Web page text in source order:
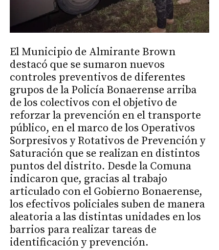
El Municipio de Almirante Brown
destacó que se sumaron nuevos
controles preventivos de diferentes
grupos de la Policía Bonaerense arriba
de los colectivos con el objetivo de
reforzar la prevención en el transporte
público, en el marco de los Operativos
Sorpresivos y Rotativos de Prevención y
Saturación que se realizan en distintos
puntos del distrito. Desde la Comuna
indicaron que, gracias al trabajo
articulado con el Gobierno Bonaerense,
los efectivos policiales suben de manera
aleatoria a las distintas unidades en los
barrios para realizar tareas de
identificación y prevención.